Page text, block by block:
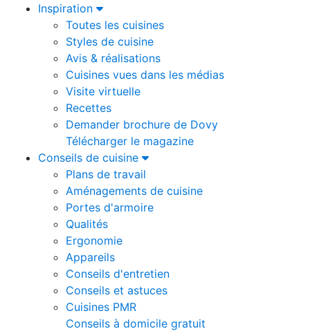
Inspiration
Toutes les cuisines
Styles de cuisine
Avis & réalisations
Cuisines vues dans les médias
Visite virtuelle
Recettes
Demander brochure de Dovy
Télécharger le magazine
Conseils de cuisine
Plans de travail
Aménagements de cuisine
Portes d'armoire
Qualités
Ergonomie
Appareils
Conseils d'entretien
Conseils et astuces
Cuisines PMR
Conseils à domicile gratuit